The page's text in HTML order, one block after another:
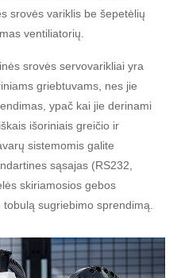
srovės variklis be šepetėlių
ventiliatorių.
srovės servovarikliai yra
griebtuvams, nes jie
ypač kai jie derinami
išoriniais greičio ir
sistemomis galite
sąsajas (RS232,
skiriamosios gebos
sugriebimo sprendimą.